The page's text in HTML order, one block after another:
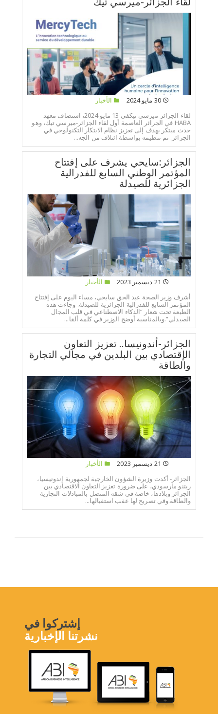
30 مايو 2024
الأخبار
لقاء الجزائر-ميرسي تيكفي 13 مايو 2024، استضاف معهد
HABA في الجزائر العاصمة أول لقاء الجزائر-ميرسي تيك، وهو
حدث مبتكر يهدف إلى تعزيز نظام الابتكار التكنولوجي في
الجزائر. تم تنظيمه بواسطة ائتلاف من الجه...
الجزائر:سايحي يشرف على إفتتاح
المؤتمر الوطني السابع للفدرالية
الجزائرية للصيدلة
الأخبار
أشرف وزير الصحة عبد الحق سايحي، مساء اليوم على إفتتاح
المؤتمر السابع للفدرالية الجزائرية للصيدلة. وجاءت هذه
الطبعة تحت شعار “الذكاء الاصطناعي في قلب المجال
الصيدلي”.وبالمناسبة أوضح الوزير في كلمة ألقا...
الجزائر-أندونيسا.. تعزيز التعاون
الإقتصادي بين البلدين في مجالي التجارة
والطاقة
الأخبار
الجزائر- أكدت وزيرة الشؤون الخارجية لجمهورية إندونيسيا،
ريتنو مارسودي، على ضرورة تعزيز التعاون الاقتصادي بين
الجزائر وبلادها، خاصة في شقه المتصل بالمبادلات التجارية
والطاقة.وفي تصريح لها عقب استقبالها...
إشتركوا في
نشرتنا الإخبارية